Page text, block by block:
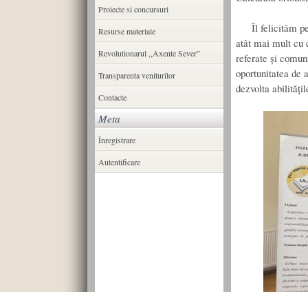
Îl felicităm pe
atât mai mult cu
referate și
oportunitatea de
dezvolta
Proiecte si concursuri
Resurse materiale
Revolutionarul ,,Axente Sever”
Transparenta veniturilor
Contacte
Meta
Înregistrare
Autentificare